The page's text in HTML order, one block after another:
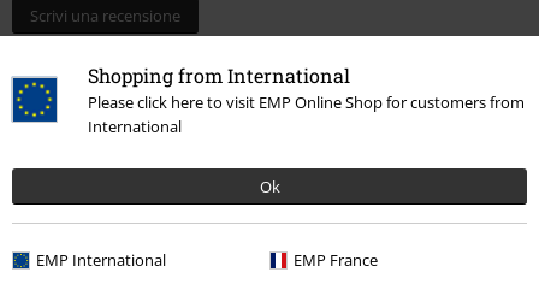
Shopping from International
Please click here to visit EMP Online Shop for customers from
International
Ok
EMP International EMP France
Scrivi una recensione